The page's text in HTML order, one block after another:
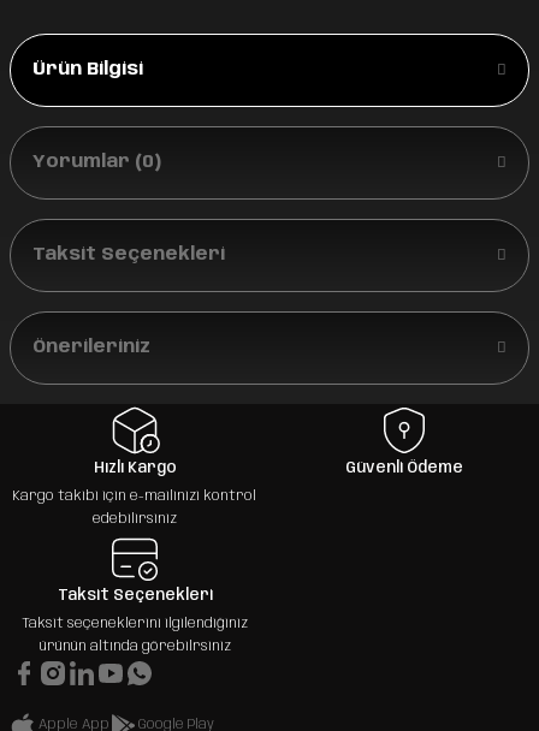
Ürün Bilgisi
Yorumlar (0)
Taksit Seçenekleri
Önerileriniz
Hızlı Kargo
Kargo takibi için e-mailinizi kontrol
edebilirsiniz
Güvenli Ödeme
Taksit Seçenekleri
Taksit seçeneklerini ilgilendiğiniz
ürünün altında görebilrsiniz
Apple App Google Play